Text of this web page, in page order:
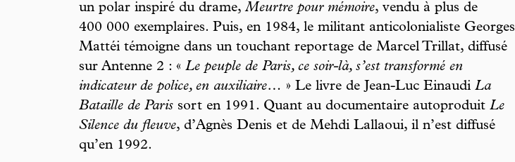
un polar inspiré du drame,Meurtre pour mémoire, vendu à plus de
400 000 exemplaires. Puis, en 1984, le militant anticolonialiste Georges
Mattéi témoigne dans un touchant reportage de Marcel Trillat, diffusé
sur Antenne 2 : « Le peuple de Paris, ce soir-là, s’est transformé en
indicateur de police, en auxiliaire… » Le livre de Jean-Luc Einaudi La
Bataille de Paris sort en 1991. Quant au documentaire autoproduit Le
Silence du fleuve, d’Agnès Denis et de Mehdi Lallaoui, il n’est diffusé
qu’en 1992.